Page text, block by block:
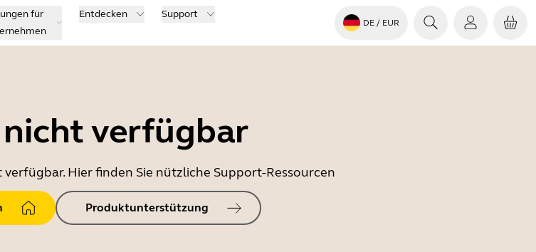
für
Entdecken Support
DE / EUR
verfügbar
Hier finden Sie nützliche Support-Ressourcen
Produktunterstützung